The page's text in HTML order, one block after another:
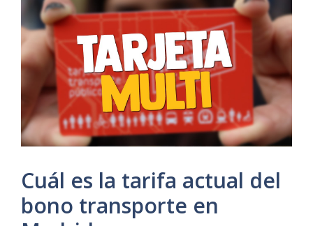
Cuál es la tarifa actual del
bono transporte en